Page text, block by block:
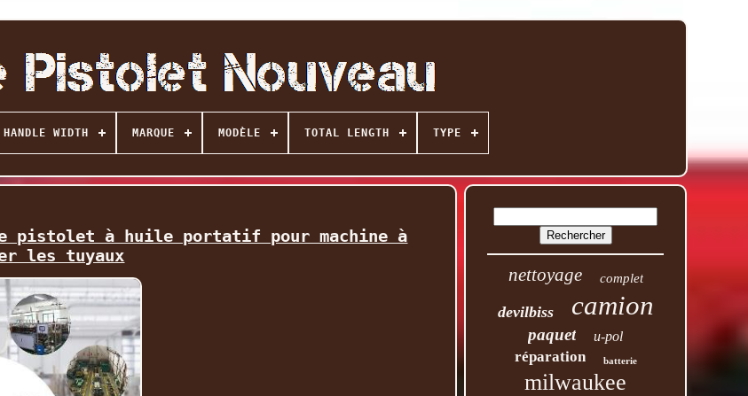
HANDLE WIDTH MARQUE MODÈLE TOTAL LENGTH TYPE
pistolet à huile portatif pour machine à
les tuyaux
nettoyage complet
devilbiss camion
paquet u-pol
réparation batterie
milwaukee